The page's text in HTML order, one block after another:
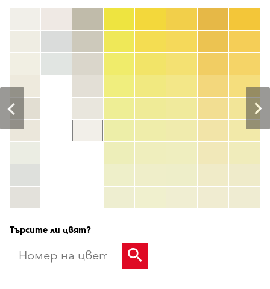
Номер на цвета
color_name
HEX:hex_code
TSR:tsr_code
повече информация
Търсите ли цвят?